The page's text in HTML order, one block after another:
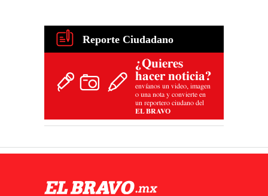
Reporte Ciudadano